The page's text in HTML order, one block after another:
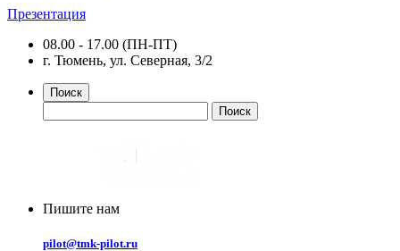
Презентация
08.00 - 17.00 (ПН-ПТ)
г. Тюмень, ул. Северная, 3/2
Поиск
Пишите нам
pilot@tmk-pilot.ru